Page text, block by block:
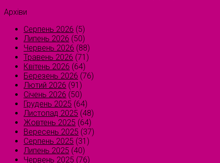
Архіви
Серпень 2026 (5)
Липень 2026 (50)
Червень 2026 (88)
Травень 2026 (71)
Квітень 2026 (64)
Березень 2026 (76)
Лютий 2026 (91)
Січень 2026 (50)
Грудень 2025 (64)
Листопад 2025 (48)
Жовтень 2025 (64)
Вересень 2025 (37)
Серпень 2025 (31)
Липень 2025 (40)
Червень 2025 (76)